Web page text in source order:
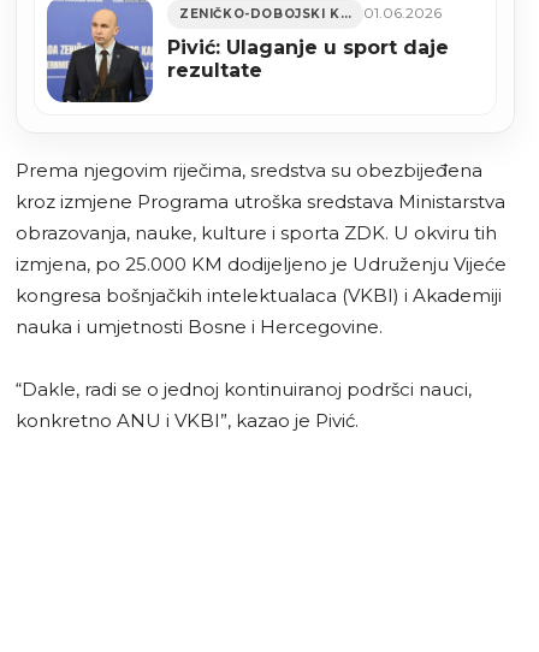
ZENIČKO-DOBOJSKI KANTON 01.06.2026
Pivić: Ulaganje u sport daje
rezultate
Prema njegovim riječima, sredstva su obezbijeđena
kroz izmjene Programa utroška sredstava Ministarstva
obrazovanja, nauke, kulture i sporta ZDK. U okviru tih
izmjena, po 25.000 KM dodijeljeno je Udruženju Vijeće
kongresa bošnjačkih intelektualaca (VKBI) i Akademiji
nauka i umjetnosti Bosne i Hercegovine.
“Dakle, radi se o jednoj kontinuiranoj podršci nauci,
konkretno ANU i VKBI”, kazao je Pivić.